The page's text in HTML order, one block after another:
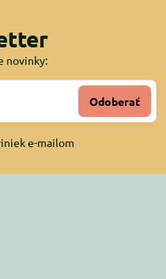
novinky:
Odoberať
e-mailom